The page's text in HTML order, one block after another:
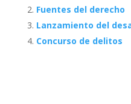
Fuentes del derecho
Lanzamiento del
Concurso de delitos